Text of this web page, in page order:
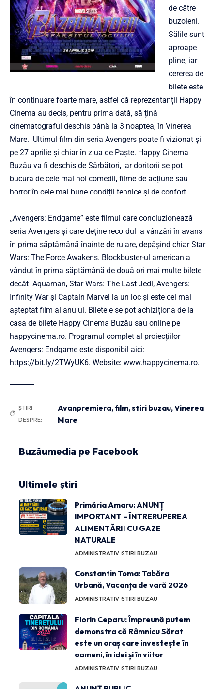
de către
buzoieni.
Sălile sunt
aproape
pline, iar
cererea de
bilete este
în continuare foarte mare, astfel că reprezentanții Happy
Cinema au decis, pentru prima dată, să țină
cinematograful deschis până la 3 noaptea, în Vinerea
Mare. Ultimul film din seria Avengers poate fi vizionat și
pe 27 aprilie și chiar în ziua de Paște. Happy Cinema
Buzău va fi deschis de Sărbători, iar doritorii se pot
bucura de cele mai noi comedii, filme de acțiune sau
horror în cele mai bune condiții tehnice și de confort.
,,Avengers: Endgame” este filmul care concluzionează
seria Avengers și care deține recordul la vânzări în avans
în prima săptămână înainte de rulare, depășind chiar Star
Wars: The Force Awakens. Blockbuster-ul american a
vândut în prima săptămână de două ori mai multe bilete
decât Aquaman, Star Wars: The Last Jedi, Avengers:
Infinity War şi Captain Marvel la un loc și este cel mai
așteptat film al anului. Biletele se pot achiziționa de la
casa de bilete Happy Cinema Buzău sau online pe
happycinema.ro. Programul complet al proiecțiilor
Avengers: Endgame este disponibil aici:
https://bit.ly/2TWyUK6. Website: www.happycinema.ro.
ȘTIRI
DESPRE:
Avanpremiera,film,stiri buzau,Vinerea
Mare
Buzăumedia pe Facebook
Ultimele știri
Primăria Amaru: ANUNȚ
IMPORTANT – ÎNTRERUPEREA
ALIMENTĂRII CU GAZE
NATURALE
ADMINISTRATIV STIRI BUZAU
Constantin Toma: Tabăra
Urbană, Vacanța de vară 2026
ADMINISTRATIV STIRI BUZAU
Florin Ceparu: Împreună putem
demonstra că Râmnicu Sărat
este un oraș care investește în
oameni, în idei și în viitor
ADMINISTRATIV STIRI BUZAU